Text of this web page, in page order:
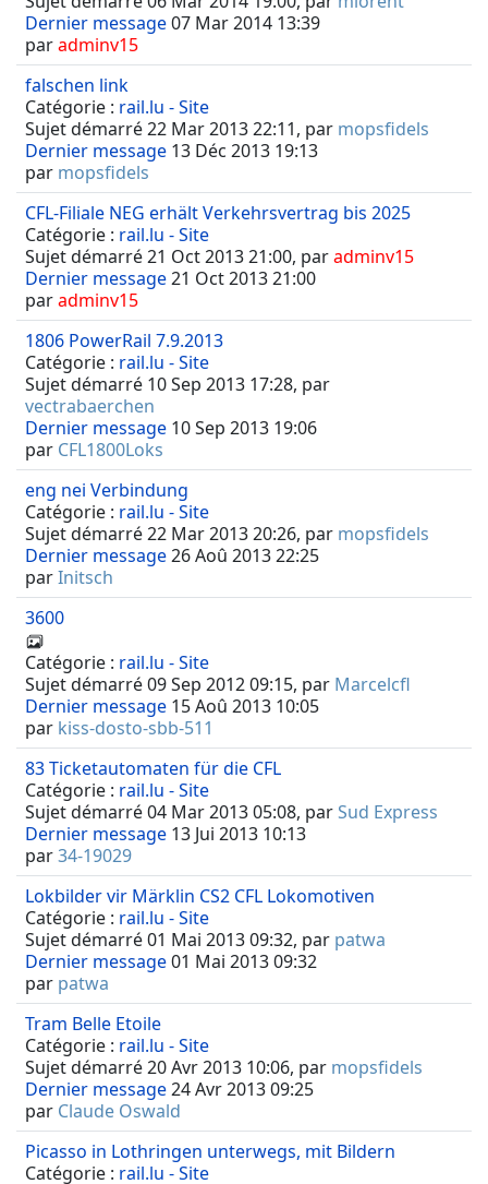
Dernier message07 Mar 2014 13:39
paradminv15
falschen link
Catégorie : rail.lu - Site
Sujet démarré 22 Mar 2013 22:11, par mopsfidels
Dernier message 13 Déc 2013 19:13
par mopsfidels
CFL-Filiale NEG erhält Verkehrsvertrag bis 2025
Catégorie : rail.lu - Site
Sujet démarré 21 Oct 2013 21:00, paradminv15
Dernier message21 Oct 2013 21:00
paradminv15
1806 PowerRail 7.9.2013
Catégorie : rail.lu - Site
Sujet démarré 10 Sep 2013 17:28, par
vectrabaerchen
Dernier message 10 Sep 2013 19:06
par CFL1800Loks
eng nei Verbindung
Catégorie : rail.lu - Site
Sujet démarré 22 Mar 2013 20:26, par mopsfidels
Dernier message26 Aoû 2013 22:25
parInitsch
3600
Catégorie : rail.lu - Site
Sujet démarré 09 Sep 2012 09:15, par Marcelcfl
Dernier message 15 Aoû 2013 10:05
par kiss-dosto-sbb-511
83 Ticketautomaten für die CFL
Catégorie : rail.lu - Site
Sujet démarré 04 Mar 2013 05:08, parSud Express
Dernier message 13 Jui 2013 10:13
par34-19029
Lokbilder vir Märklin CS2 CFL Lokomotiven
Catégorie : rail.lu - Site
Sujet démarré 01 Mai 2013 09:32, par patwa
Dernier message01 Mai 2013 09:32
par patwa
Tram Belle Etoile
Catégorie : rail.lu - Site
Sujet démarré 20 Avr 2013 10:06, par mopsfidels
Dernier message24 Avr 2013 09:25
par Claude Oswald
Picasso in Lothringen unterwegs, mit Bildern
Catégorie : rail.lu - Site